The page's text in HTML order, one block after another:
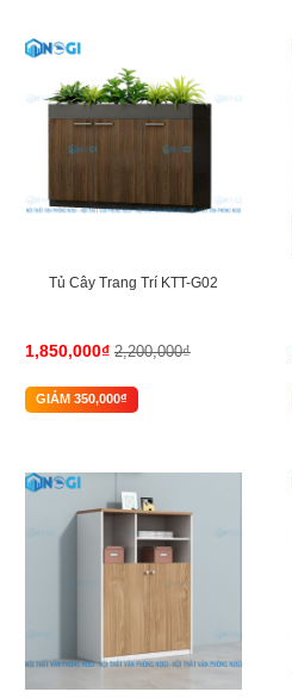
-16%
Tủ Cây Trang Trí KTT-G02
1,850,000₫ 2,200,000₫
GIẢM 350,000₫
-12%